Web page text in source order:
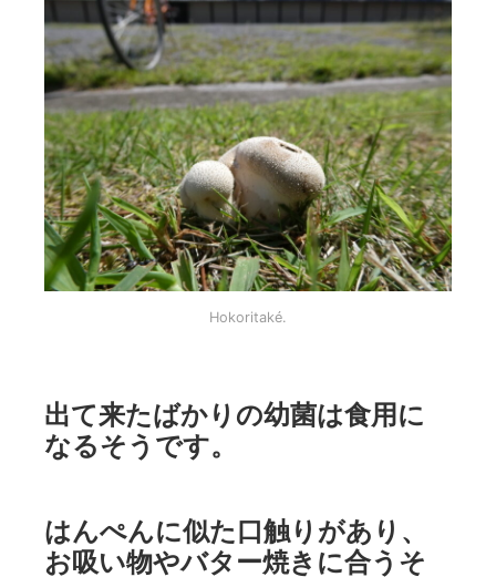
Hokoritaké.
出て来たばかりの幼菌は食用に
なるそうです。
はんぺんに似た口触りがあり、
お吸い物やバター焼きに合うそ